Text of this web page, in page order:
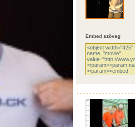
Embed szöveg